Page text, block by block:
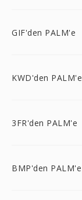
GIF'den PALM'e
KWD'den PALM'e
3FR'den PALM'e
BMP'den PALM'e